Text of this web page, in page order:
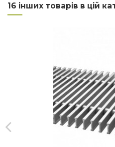
Ширина
16 інших товарів в цій